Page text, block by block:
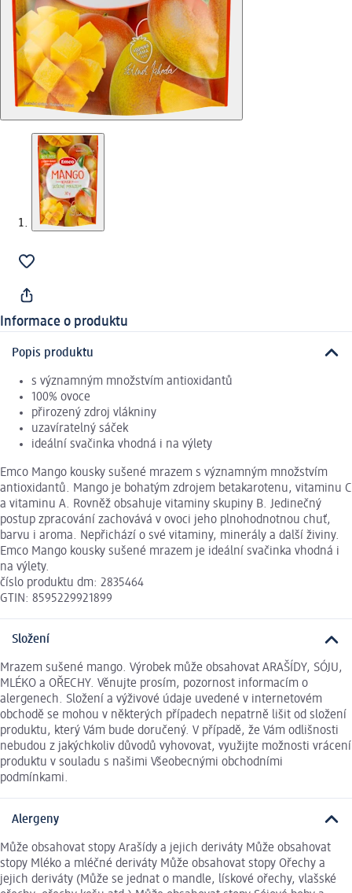
Informace o produktu
Popis produktu
s významným množstvím antioxidantů
100% ovoce
přirozený zdroj vlákniny
uzavíratelný sáček
ideální svačinka vhodná i na výlety
Emco Mango kousky sušené mrazem s významným množstvím
antioxidantů. Mango je bohatým zdrojem betakarotenu, vitaminu C
a vitaminu A. Rovněž obsahuje vitaminy skupiny B. Jedinečný
postup zpracování zachovává v ovoci jeho plnohodnotnou chuť,
barvu i aroma. Nepřichází o své vitaminy, minerály a další živiny.
Emco Mango kousky sušené mrazem je ideální svačinka vhodná i
na výlety.
číslo produktu dm: 2835464
GTIN: 8595229921899
Složení
Mrazem sušené mango. Výrobek může obsahovat ARAŠÍDY, SÓJU,
MLÉKO a OŘECHY. Věnujte prosím, pozornost informacím o
alergenech. Složení a výživové údaje uvedené v internetovém
obchodě se mohou v některých případech nepatrně lišit od složení
produktu, který Vám bude doručený. V případě, že Vám odlišnosti
nebudou z jakýchkoliv důvodů vyhovovat, využijte možnosti vrácení
produktu v souladu s našimi Všeobecnými obchodními
podmínkami.
Alergeny
Může obsahovat stopy Arašídy a jejich deriváty Může obsahovat
stopy Mléko a mléčné deriváty Může obsahovat stopy Ořechy a
jejich deriváty (Může se jednat o mandle, lískové ořechy, vlašské